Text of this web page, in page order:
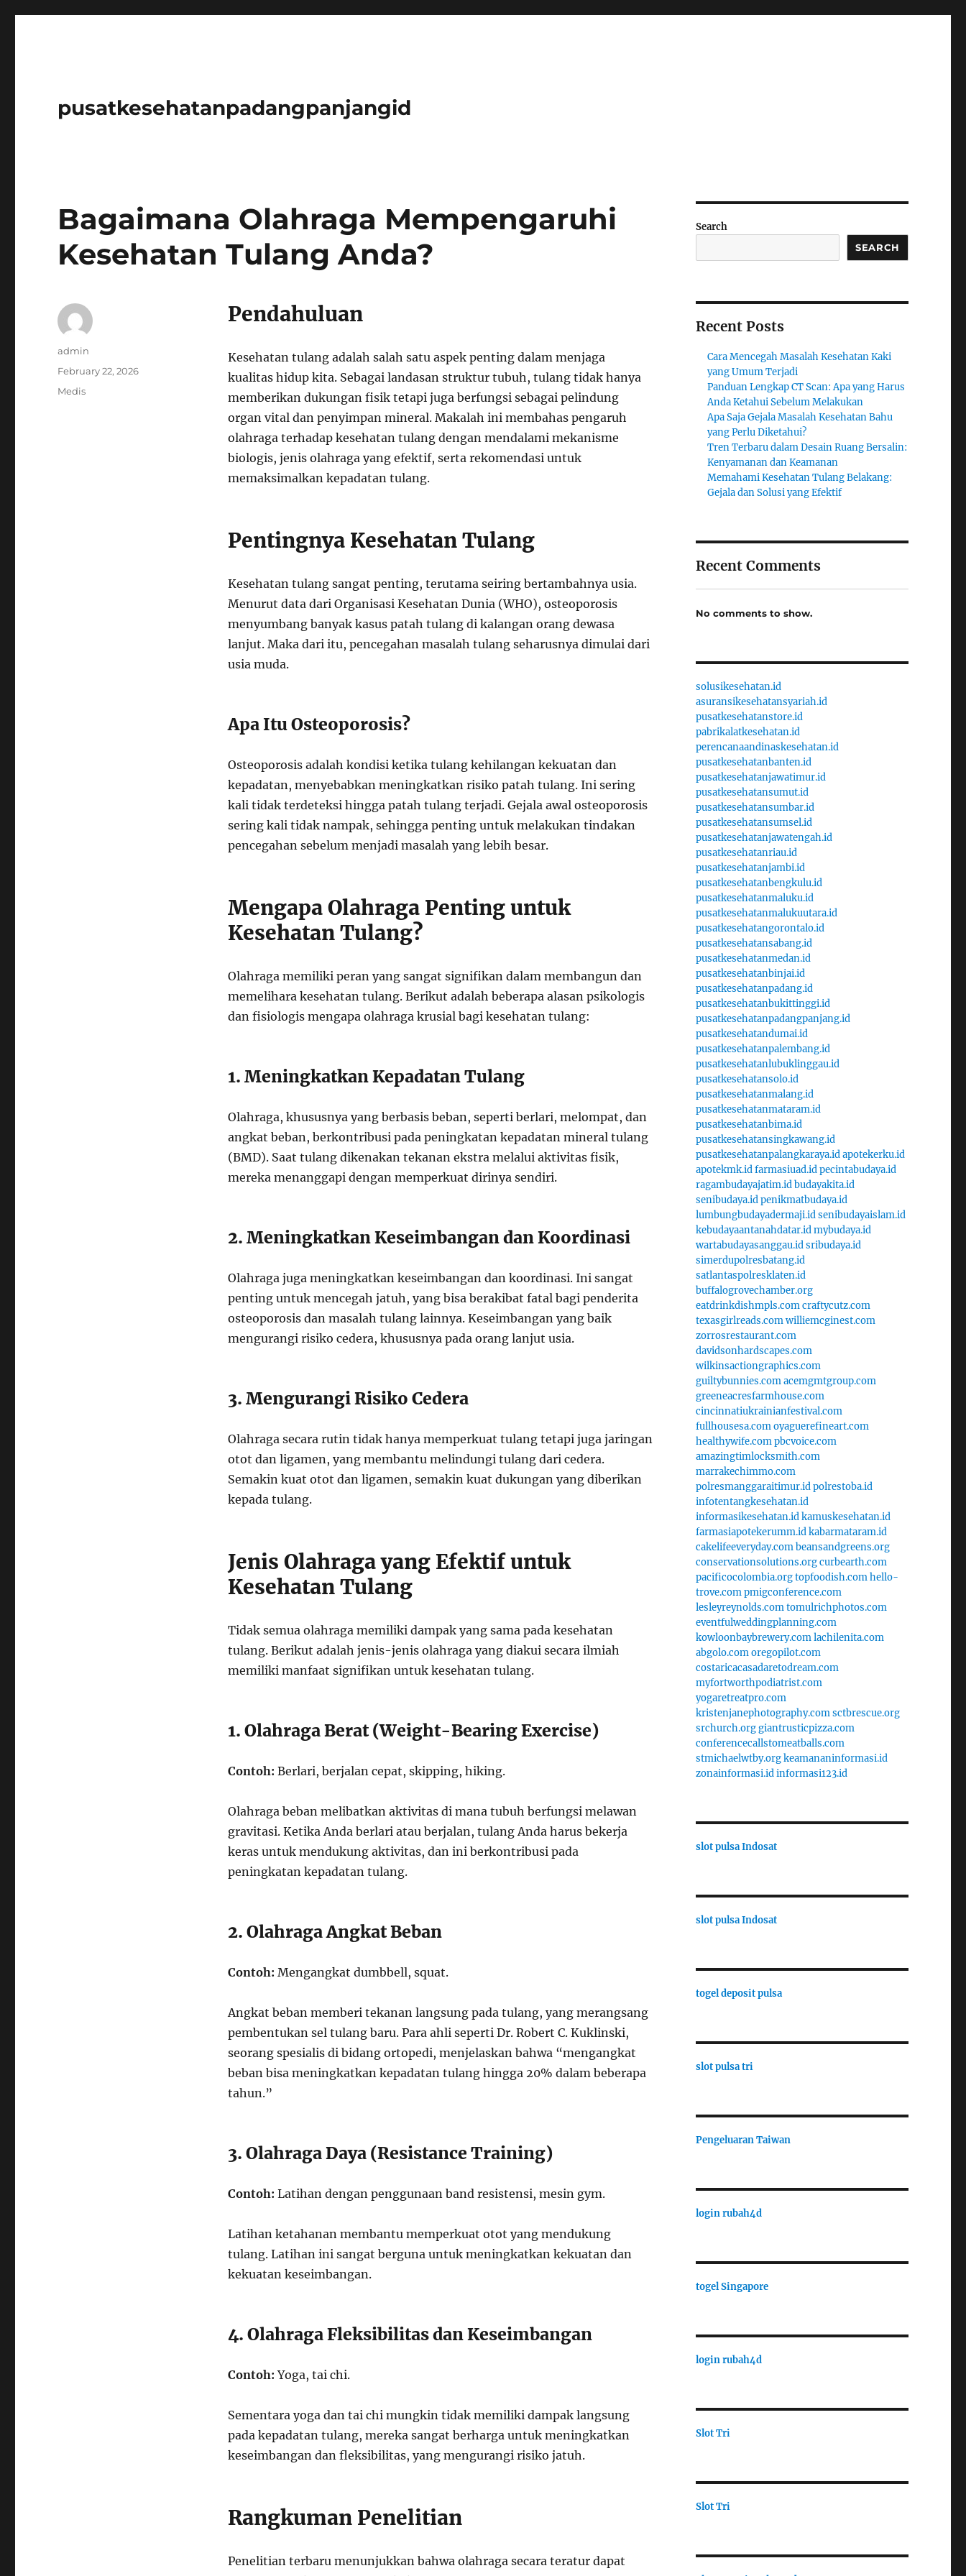
pusatkesehatanpadangpanjangid
Bagaimana Olahraga Mempengaruhi
Kesehatan Tulang Anda?
Pendahuluan
Kesehatan tulang adalah salah satu aspek penting dalam menjaga
kualitas hidup kita. Sebagai landasan struktur tubuh, tulang tidak hanya
memberikan dukungan fisik tetapi juga berfungsi sebagai pelindung
organ vital dan penyimpan mineral. Makalah ini membahas pengaruh
olahraga terhadap kesehatan tulang dengan mendalami mekanisme
biologis, jenis olahraga yang efektif, serta rekomendasi untuk
memaksimalkan kepadatan tulang.
Pentingnya Kesehatan Tulang
Kesehatan tulang sangat penting, terutama seiring bertambahnya usia.
Menurut data dari Organisasi Kesehatan Dunia (WHO), osteoporosis
menyumbang banyak kasus patah tulang di kalangan orang dewasa
lanjut. Maka dari itu, pencegahan masalah tulang seharusnya dimulai dari
usia muda.
Apa Itu Osteoporosis?
Osteoporosis adalah kondisi ketika tulang kehilangan kekuatan dan
kepadatan, menyebabkan meningkatkan risiko patah tulang. Ini sering
kali tidak terdeteksi hingga patah tulang terjadi. Gejala awal osteoporosis
sering kali tidak nampak, sehingga penting untuk melakukan tindakan
pencegahan sebelum menjadi masalah yang lebih besar.
Mengapa Olahraga Penting untuk
Kesehatan Tulang?
Olahraga memiliki peran yang sangat signifikan dalam membangun dan
memelihara kesehatan tulang. Berikut adalah beberapa alasan psikologis
dan fisiologis mengapa olahraga krusial bagi kesehatan tulang:
1. Meningkatkan Kepadatan Tulang
Olahraga, khususnya yang berbasis beban, seperti berlari, melompat, dan
angkat beban, berkontribusi pada peningkatan kepadatan mineral tulang
(BMD). Saat tulang dikenakan tekanan ekstra melalui aktivitas fisik,
mereka menanggapi dengan memperkuat dirinya sendiri.
2. Meningkatkan Keseimbangan dan Koordinasi
Olahraga juga meningkatkan keseimbangan dan koordinasi. Ini sangat
penting untuk mencegah jatuh, yang bisa berakibat fatal bagi penderita
osteoporosis dan masalah tulang lainnya. Keseimbangan yang baik
mengurangi risiko cedera, khususnya pada orang lanjut usia.
3. Mengurangi Risiko Cedera
Olahraga secara rutin tidak hanya memperkuat tulang tetapi juga jaringan
otot dan ligamen, yang membantu melindungi tulang dari cedera.
Semakin kuat otot dan ligamen, semakin kuat dukungan yang diberikan
kepada tulang.
Jenis Olahraga yang Efektif untuk
Kesehatan Tulang
Tidak semua olahraga memiliki dampak yang sama pada kesehatan
tulang. Berikut adalah jenis-jenis olahraga yang diakui secara ilmiah
memiliki manfaat signifikan untuk kesehatan tulang.
1. Olahraga Berat (Weight-Bearing Exercise)
Contoh: Berlari, berjalan cepat, skipping, hiking.
Olahraga beban melibatkan aktivitas di mana tubuh berfungsi melawan
gravitasi. Ketika Anda berlari atau berjalan, tulang Anda harus bekerja
keras untuk mendukung aktivitas, dan ini berkontribusi pada
peningkatan kepadatan tulang.
2. Olahraga Angkat Beban
Contoh: Mengangkat dumbbell, squat.
Angkat beban memberi tekanan langsung pada tulang, yang merangsang
pembentukan sel tulang baru. Para ahli seperti Dr. Robert C. Kuklinski,
seorang spesialis di bidang ortopedi, menjelaskan bahwa “mengangkat
beban bisa meningkatkan kepadatan tulang hingga 20% dalam beberapa
tahun.”
3. Olahraga Daya (Resistance Training)
Contoh: Latihan dengan penggunaan band resistensi, mesin gym.
Latihan ketahanan membantu memperkuat otot yang mendukung
tulang. Latihan ini sangat berguna untuk meningkatkan kekuatan dan
kekuatan keseimbangan.
4. Olahraga Fleksibilitas dan Keseimbangan
Contoh: Yoga, tai chi.
Sementara yoga dan tai chi mungkin tidak memiliki dampak langsung
pada kepadatan tulang, mereka sangat berharga untuk meningkatkan
keseimbangan dan fleksibilitas, yang mengurangi risiko jatuh.
Rangkuman Penelitian
Penelitian terbaru menunjukkan bahwa olahraga secara teratur dapat
Author
admin
Posted
February 22, 2026
Categories
Medis
Search
SEARCH
Recent Posts
Cara Mencegah Masalah Kesehatan Kaki
yang Umum Terjadi
Panduan Lengkap CT Scan: Apa yang Harus
Anda Ketahui Sebelum Melakukan
Apa Saja Gejala Masalah Kesehatan Bahu
yang Perlu Diketahui?
Tren Terbaru dalam Desain Ruang Bersalin:
Kenyamanan dan Keamanan
Memahami Kesehatan Tulang Belakang:
Gejala dan Solusi yang Efektif
Recent Comments
No comments to show.
solusikesehatan.id
asuransikesehatansyariah.id
pusatkesehatanstore.id
pabrikalatkesehatan.id
perencanaandinaskesehatan.id
pusatkesehatanbanten.id
pusatkesehatanjawatimur.id
pusatkesehatansumut.id
pusatkesehatansumbar.id
pusatkesehatansumsel.id
pusatkesehatanjawatengah.id
pusatkesehatanriau.id
pusatkesehatanjambi.id
pusatkesehatanbengkulu.id
pusatkesehatanmaluku.id
pusatkesehatanmalukuutara.id
pusatkesehatangorontalo.id
pusatkesehatansabang.id
pusatkesehatanmedan.id
pusatkesehatanbinjai.id
pusatkesehatanpadang.id
pusatkesehatanbukittinggi.id
pusatkesehatanpadangpanjang.id
pusatkesehatandumai.id
pusatkesehatanpalembang.id
pusatkesehatanlubuklinggau.id
pusatkesehatansolo.id
pusatkesehatanmalang.id
pusatkesehatanmataram.id
pusatkesehatanbima.id
pusatkesehatansingkawang.id
pusatkesehatanpalangkaraya.idapotekerku.id
apotekmk.idfarmasiuad.idpecintabudaya.id
ragambudayajatim.idbudayakita.id
senibudaya.idpenikmatbudaya.id
lumbungbudayadermaji.idsenibudayaislam.id
kebudayaantanahdatar.idmybudaya.id
wartabudayasanggau.idsribudaya.id
simerdupolresbatang.id
satlantaspolresklaten.id
buffalogrovechamber.org
eatdrinkdishmpls.comcraftycutz.com
texasgirlreads.comwilliemcginest.com
zorrosrestaurant.com
davidsonhardscapes.com
wilkinsactiongraphics.com
guiltybunnies.comacemgmtgroup.com
greeneacresfarmhouse.com
cincinnatiukrainianfestival.com
fullhousesa.comoyaguerefineart.com
healthywife.compbcvoice.com
amazingtimlocksmith.com
marrakechimmo.com
polresmanggaraitimur.idpolrestoba.id
infotentangkesehatan.id
informasikesehatan.idkamuskesehatan.id
farmasiapotekerumm.idkabarmataram.id
cakelifeeveryday.combeansandgreens.org
conservationsolutions.orgcurbearth.com
pacificocolombia.orgtopfoodish.comhello-
trove.compmigconference.com
lesleyreynolds.comtomulrichphotos.com
eventfulweddingplanning.com
kowloonbaybrewery.comlachilenita.com
abgolo.comoregopilot.com
costaricacasadaretodream.com
myfortworthpodiatrist.com
yogaretreatpro.com
kristenjanephotography.comsctbrescue.org
srchurch.orggiantrusticpizza.com
conferencecallstomeatballs.com
stmichaelwtby.orgkeamananinformasi.id
zonainformasi.idinformasi123.id
slot pulsa Indosat
slot pulsa Indosat
togel deposit pulsa
slot pulsa tri
Pengeluaran Taiwan
login rubah4d
togel Singapore
login rubah4d
Slot Tri
Slot Tri